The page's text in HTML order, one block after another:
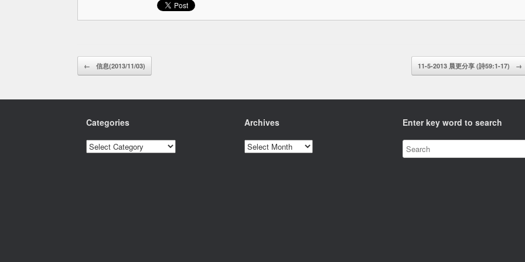
Post navigation
← 信息(2013/11/03) 11-5-2013 晨更分享 (詩59:1-17) →
Categories
Categories
Archives
Archives
Enter key word to search